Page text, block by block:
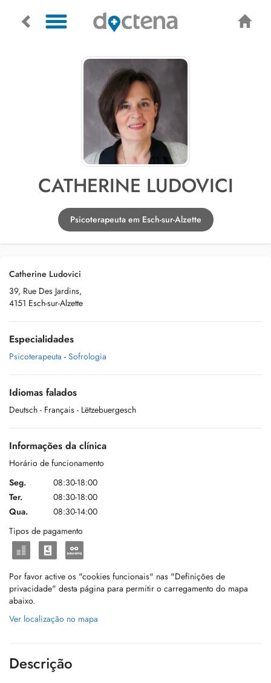
CATHERINE LUDOVICI
Psicoterapeuta em Esch-sur-Alzette
Catherine Ludovici
39, Rue Des Jardins,
4151 Esch-sur-Alzette
Especialidades
Psicoterapeuta - Sofrologia
Idiomas falados
Deutsch - Français - Lëtzebuergesch
Informações da clínica
Horário de funcionamento
Seg.
08:30-18:00
Ter.
08:30-18:00
Qua.
08:30-14:00
Tipos de pagamento
Por favor active os "cookies funcionais" nas "Definições de
privacidade" desta página para permitir o carregamento do mapa
abaixo.
Ver localização no mapa
Descrição